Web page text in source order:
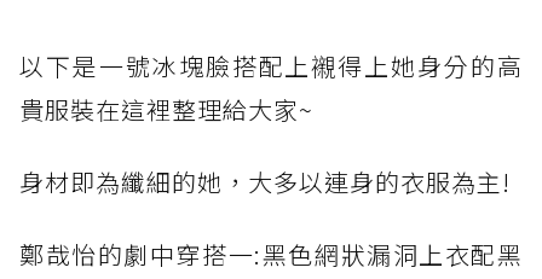
以下是一號冰塊臉搭配上襯得上她身分的高
貴服裝在這裡整理給大家~
身材即為纖細的她，大多以連身的衣服為主!
鄭哉怡的劇中穿搭一:黑色網狀漏洞上衣配黑